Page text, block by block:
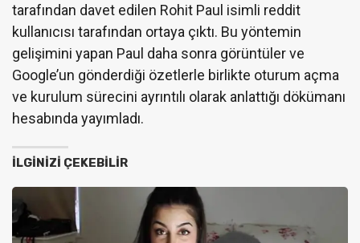
tarafından davet edilen Rohit Paul isimli reddit
kullanıcısı tarafından ortaya çıktı. Bu yöntemin
gelişimini yapan Paul daha sonra görüntüler ve
Google’un gönderdiği özetlerle birlikte oturum açma
ve kurulum sürecini ayrıntılı olarak anlattığı dökümanı
hesabında yayımladı.
İLGINIZI ÇEKEBILIR